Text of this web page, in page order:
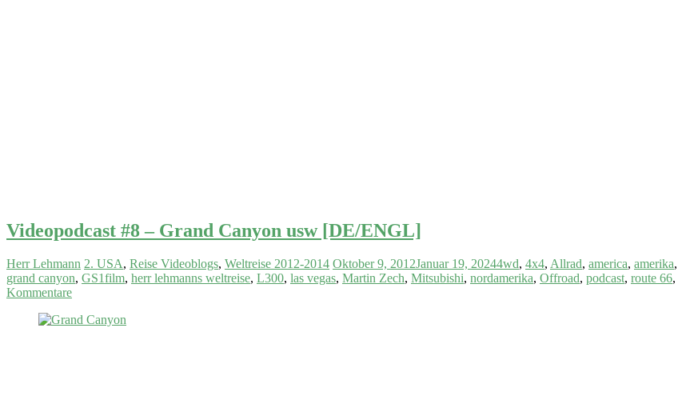
Videopodcast #8 – Grand Canyon usw [DE/ENGL]
Herr Lehmann 2. USA, Reise Videoblogs, Weltreise 2012-2014 Oktober 9, 2012Januar 19, 20244wd, 4x4, Allrad, america, amerika,
grand canyon, GS1film, herr lehmanns weltreise, L300, las vegas, Martin Zech, Mitsubishi, nordamerika, Offroad, podcast, route 66,
Kommentare